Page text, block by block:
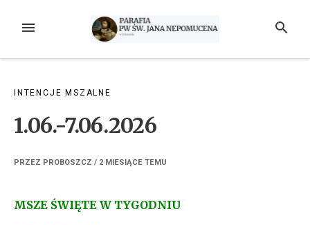
MENU SZUKAJ
INTENCJE MSZALNE
1.06.-7.06.2026
PRZEZ PROBOSZCZ / 2 MIESIĄCE TEMU
MSZE ŚWIĘTE W TYGODNIU